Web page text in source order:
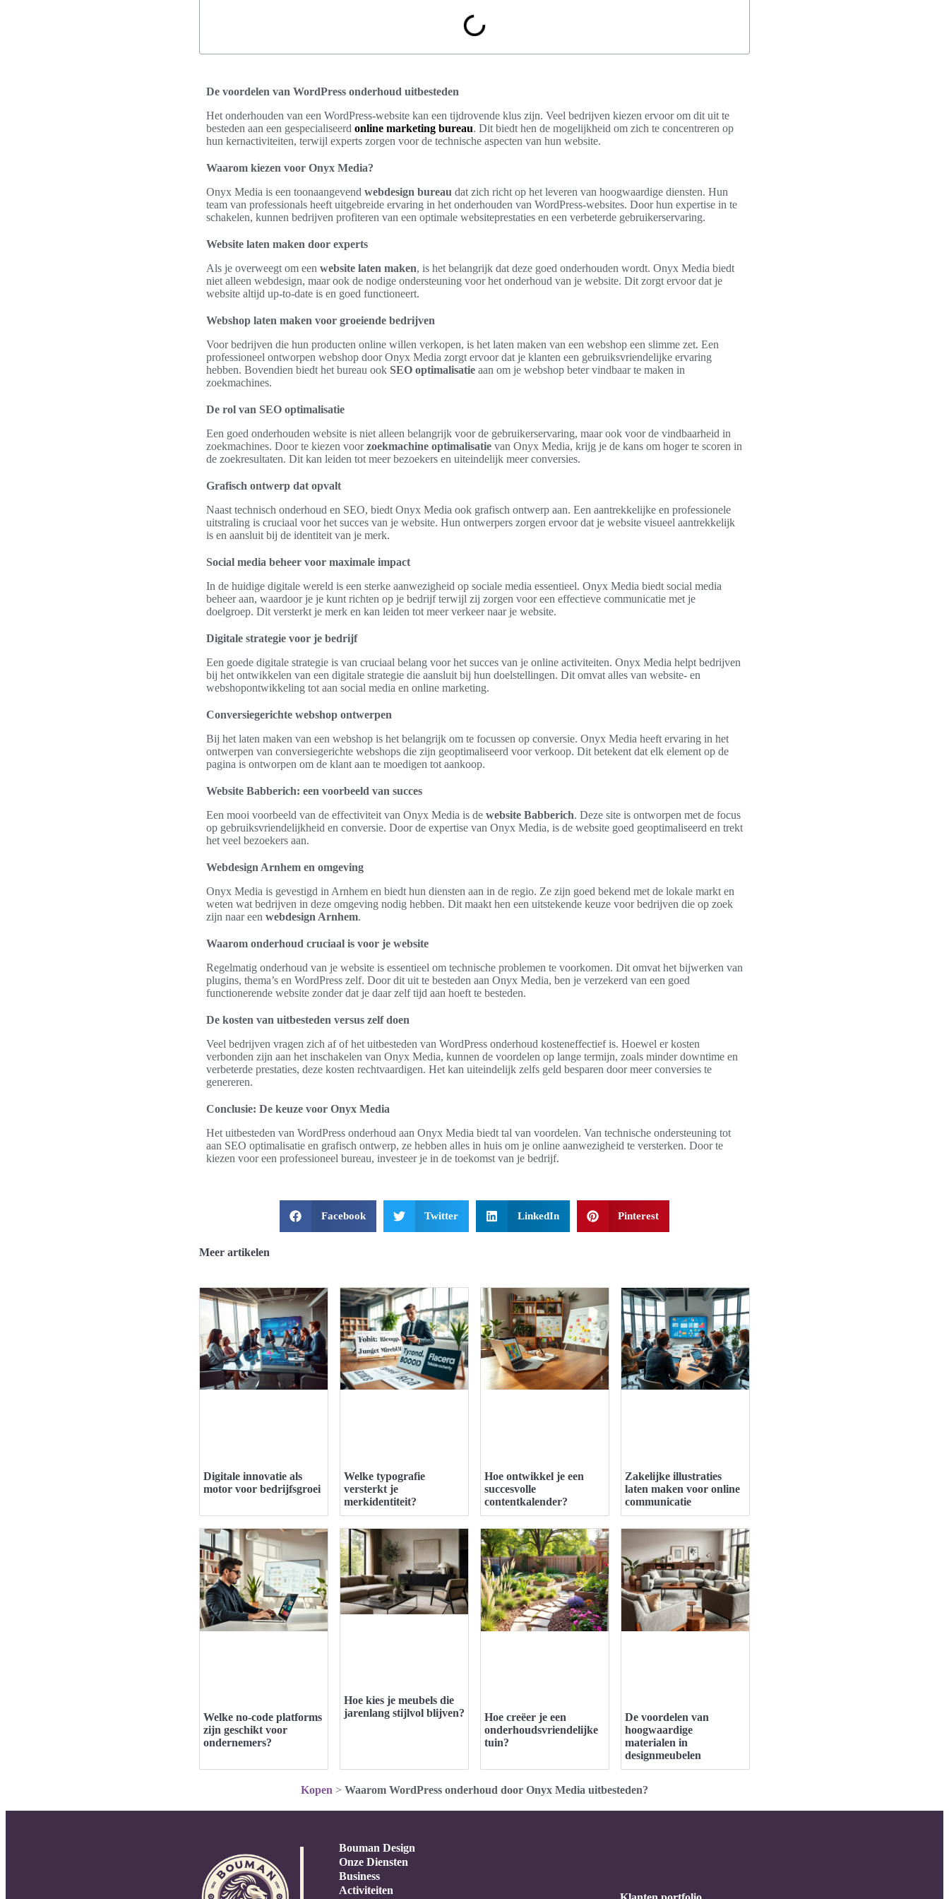
De voordelen van WordPress onderhoud uitbesteden
Het onderhouden van een WordPress-website kan een tijdrovende klus zijn. Veel bedrijven kiezen ervoor om dit uit te
besteden aan een gespecialiseerd online marketing bureau. Dit biedt hen de mogelijkheid om zich te concentreren op
hun kernactiviteiten, terwijl experts zorgen voor de technische aspecten van hun website.
Waarom kiezen voor Onyx Media?
Onyx Media is een toonaangevend webdesign bureau dat zich richt op het leveren van hoogwaardige diensten. Hun
team van professionals heeft uitgebreide ervaring in het onderhouden van WordPress-websites. Door hun expertise in te
schakelen, kunnen bedrijven profiteren van een optimale websiteprestaties en een verbeterde gebruikerservaring.
Website laten maken door experts
Als je overweegt om een website laten maken, is het belangrijk dat deze goed onderhouden wordt. Onyx Media biedt
niet alleen webdesign, maar ook de nodige ondersteuning voor het onderhoud van je website. Dit zorgt ervoor dat je
website altijd up-to-date is en goed functioneert.
Webshop laten maken voor groeiende bedrijven
Voor bedrijven die hun producten online willen verkopen, is het laten maken van een webshop een slimme zet. Een
professioneel ontworpen webshop door Onyx Media zorgt ervoor dat je klanten een gebruiksvriendelijke ervaring
hebben. Bovendien biedt het bureau ook SEO optimalisatie aan om je webshop beter vindbaar te maken in
zoekmachines.
De rol van SEO optimalisatie
Een goed onderhouden website is niet alleen belangrijk voor de gebruikerservaring, maar ook voor de vindbaarheid in
zoekmachines. Door te kiezen voorzoekmachine optimalisatie van Onyx Media, krijg je de kans om hoger te scoren in
de zoekresultaten. Dit kan leiden tot meer bezoekers en uiteindelijk meer conversies.
Grafisch ontwerp dat opvalt
Naast technisch onderhoud en SEO, biedt Onyx Media ook grafisch ontwerp aan. Een aantrekkelijke en professionele
uitstraling is cruciaal voor het succes van je website. Hun ontwerpers zorgen ervoor dat je website visueel aantrekkelijk
is en aansluit bij de identiteit van je merk.
Social media beheer voor maximale impact
In de huidige digitale wereld is een sterke aanwezigheid op sociale media essentieel. Onyx Media biedt social media
beheer aan, waardoor je je kunt richten op je bedrijf terwijl zij zorgen voor een effectieve communicatie met je
doelgroep. Dit versterkt je merk en kan leiden tot meer verkeer naar je website.
Digitale strategie voor je bedrijf
Een goede digitale strategie is van cruciaal belang voor het succes van je online activiteiten. Onyx Media helpt bedrijven
bij het ontwikkelen van een digitale strategie die aansluit bij hun doelstellingen. Dit omvat alles van website- en
webshopontwikkeling tot aan social media en online marketing.
Conversiegerichte webshop ontwerpen
Bij het laten maken van een webshop is het belangrijk om te focussen op conversie. Onyx Media heeft ervaring in het
ontwerpen van conversiegerichte webshops die zijn geoptimaliseerd voor verkoop. Dit betekent dat elk element op de
pagina is ontworpen om de klant aan te moedigen tot aankoop.
Website Babberich: een voorbeeld van succes
Een mooi voorbeeld van de effectiviteit van Onyx Media is de website Babberich. Deze site is ontworpen met de focus
op gebruiksvriendelijkheid en conversie. Door de expertise van Onyx Media, is de website goed geoptimaliseerd en trekt
het veel bezoekers aan.
Webdesign Arnhem en omgeving
Onyx Media is gevestigd in Arnhem en biedt hun diensten aan in de regio. Ze zijn goed bekend met de lokale markt en
weten wat bedrijven in deze omgeving nodig hebben. Dit maakt hen een uitstekende keuze voor bedrijven die op zoek
zijn naar een webdesign Arnhem.
Waarom onderhoud cruciaal is voor je website
Regelmatig onderhoud van je website is essentieel om technische problemen te voorkomen. Dit omvat het bijwerken van
plugins, thema’s en WordPress zelf. Door dit uit te besteden aan Onyx Media, ben je verzekerd van een goed
functionerende website zonder dat je daar zelf tijd aan hoeft te besteden.
De kosten van uitbesteden versus zelf doen
Veel bedrijven vragen zich af of het uitbesteden van WordPress onderhoud kosteneffectief is. Hoewel er kosten
verbonden zijn aan het inschakelen van Onyx Media, kunnen de voordelen op lange termijn, zoals minder downtime en
verbeterde prestaties, deze kosten rechtvaardigen. Het kan uiteindelijk zelfs geld besparen door meer conversies te
genereren.
Conclusie: De keuze voor Onyx Media
Het uitbesteden van WordPress onderhoud aan Onyx Media biedt tal van voordelen. Van technische ondersteuning tot
aan SEO optimalisatie en grafisch ontwerp, ze hebben alles in huis om je online aanwezigheid te versterken. Door te
kiezen voor een professioneel bureau, investeer je in de toekomst van je bedrijf.
Facebook Twitter LinkedIn Pinterest
Meer artikelen
Digitale innovatie als
motor voor bedrijfsgroei
Welke typografie
versterkt je
merkidentiteit?
Hoe ontwikkel je een
succesvolle
contentkalender?
Zakelijke illustraties
laten maken voor online
communicatie
Welke no-code platforms
zijn geschikt voor
ondernemers?
Hoe kies je meubels die
jarenlang stijlvol blijven?
Hoe creëer je een
onderhoudsvriendelijke
tuin?
De voordelen van
hoogwaardige
materialen in
designmeubelen
Kopen > Waarom WordPress onderhoud door Onyx Media uitbesteden?
Bouman Design
Onze Diensten
Business
Activiteiten